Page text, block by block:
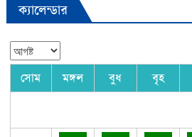
ক্যালেন্ডার
সোম মঙ্গল বুধ বৃহ